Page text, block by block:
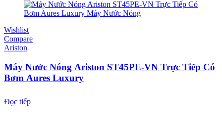
3.770.000 ₫.là:
2.260.000 ₫.
Wishlist
Compare
Ariston
Máy Nước Nóng Ariston ST45PE-VN Trực Tiếp Có
Bơm Aures Luxury
Đọc tiếp